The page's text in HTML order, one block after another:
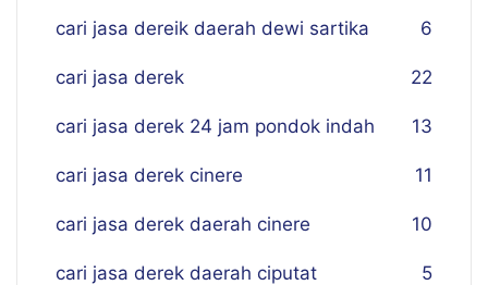
cari jasa dereik daerah dewi sartika 6
cari jasa derek 22
cari jasa derek 24 jam pondok indah 13
cari jasa derek cinere 11
cari jasa derek daerah cinere 10
cari jasa derek daerah ciputat 5